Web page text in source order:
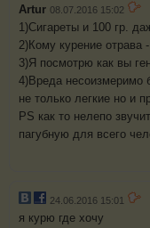
Artur 08.07.2016 15:02
1)Сигареты и 100 гр.
2)Кому курение отрава
3)Я посмотрю как вы
4)Вреда несоизмеримо
не только легкие но и
PS как то нелепо
пагубную для всего
24.06.2016 15:01
я курю где хочу